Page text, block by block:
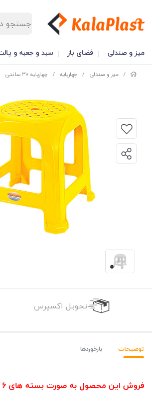
میز و صندلی فضای باز سبد و جعبه و
/ میز و صندلی / چهارپایه / چهارپایه 30 سانتی
تحویل اکسپرس
توضیحات بازخوردها
فروش این محصول به صورت بسته های 6 عددی می باشد.